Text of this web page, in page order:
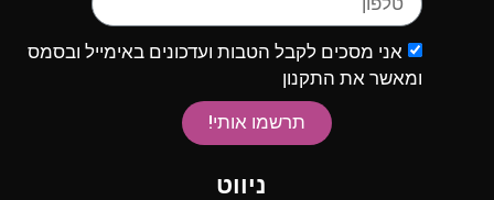
אני מסכים לקבל הטבות ועדכונים באימייל ובסמס
ומאשר את התקנון
תרשמו אותי!
ניווט